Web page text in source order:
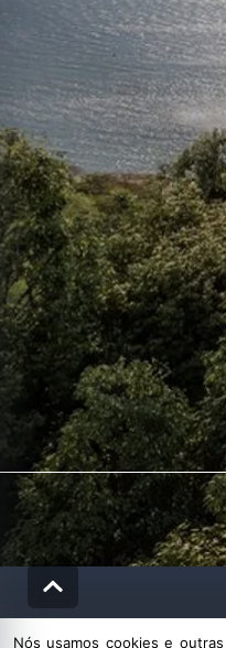
Nós usamos cookies e